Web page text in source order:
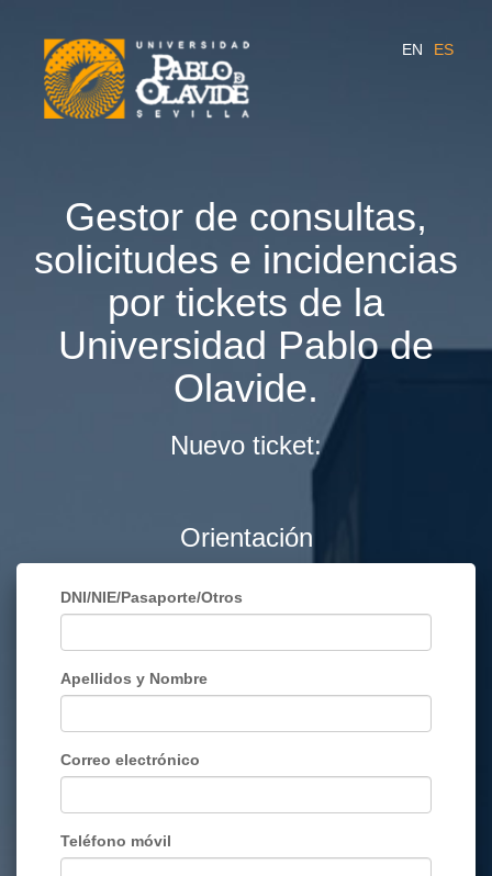
EN ES
Gestor de consultas,
solicitudes e incidencias
por tickets de la
Universidad Pablo de
Olavide.
Nuevo ticket:
Orientación
DNI/NIE/Pasaporte/Otros
Apellidos y Nombre
Correo electrónico
Teléfono móvil